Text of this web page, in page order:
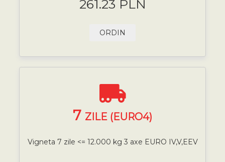
261.23 PLN
ORDIN
7 ZILE (EURO4)
Vigneta 7 zile <= 12.000 kg 3 axe EURO IV,V,EEV